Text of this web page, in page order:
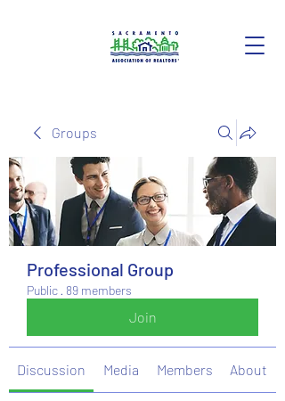
Groups
Professional Group
Public · 89 members
Join
Discussion Media Members About